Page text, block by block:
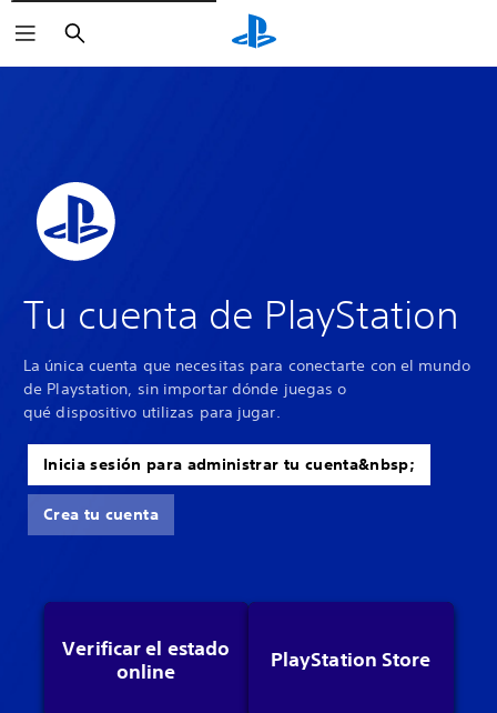
Buscar
Tu cuenta de PlayStation
La única cuenta que necesitas para conectarte con el mundo
de Playstation, sin importar dónde juegas o
qué dispositivo utilizas para jugar.
Inicia sesión para administrar tu cuenta&nbsp;
Crea tu cuenta
Verificar el estado
online
PlayStation Store